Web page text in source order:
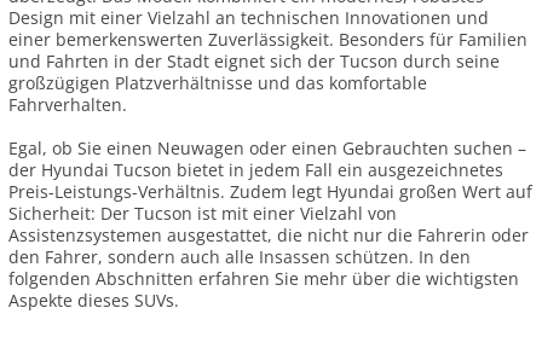
Design mit einer Vielzahl an technischen Innovationen und
einer bemerkenswerten Zuverlässigkeit. Besonders für Familien
und Fahrten in der Stadt eignet sich der Tucson durch seine
großzügigen Platzverhältnisse und das komfortable
Fahrverhalten.
Egal, ob Sie einen Neuwagen oder einen Gebrauchten suchen –
der Hyundai Tucson bietet in jedem Fall ein ausgezeichnetes
Preis-Leistungs-Verhältnis. Zudem legt Hyundai großen Wert auf
Sicherheit: Der Tucson ist mit einer Vielzahl von
Assistenzsystemen ausgestattet, die nicht nur die Fahrerin oder
den Fahrer, sondern auch alle Insassen schützen. In den
folgenden Abschnitten erfahren Sie mehr über die wichtigsten
Aspekte dieses SUVs.